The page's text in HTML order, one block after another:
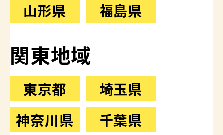
山形県
福島県
関東地域
東京都
埼玉県
神奈川県
千葉県